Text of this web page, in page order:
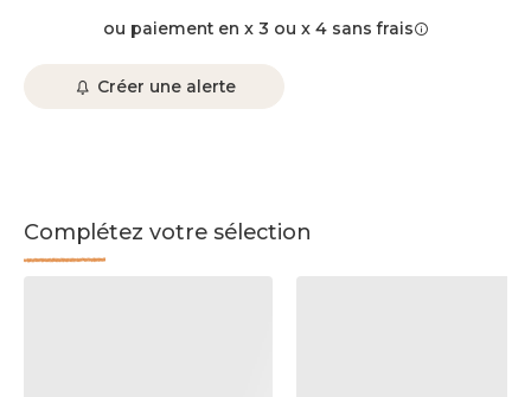
ou paiement en x 3 ou x 4 sans frais
Créer une alerte
Complétez votre sélection